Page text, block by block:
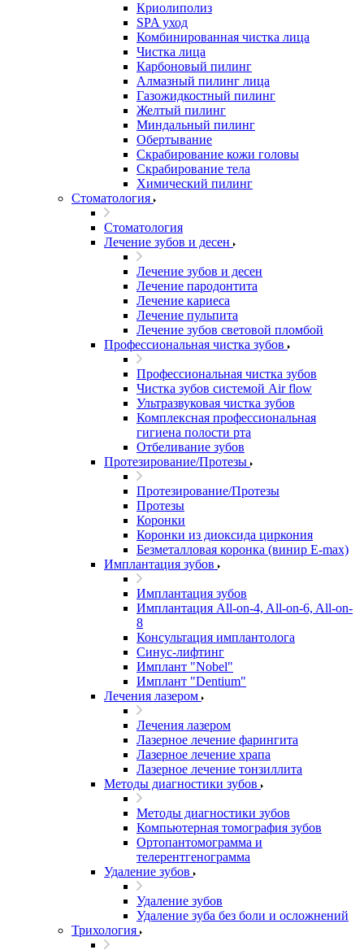
Криолиполиз
SPA уход
Комбинированная чистка лица
Чистка лица
Карбоновый пилинг
Алмазный пилинг лица
Газожидкостный пилинг
Желтый пилинг
Миндальный пилинг
Обертывание
Скрабирование кожи головы
Скрабирование тела
Химический пилинг
Стоматология
Стоматология
Лечение зубов и десен
Лечение зубов и десен
Лечение пародонтита
Лечение кариеса
Лечение пульпита
Лечение зубов световой пломбой
Профессиональная чистка зубов
Профессиональная чистка зубов
Чистка зубов системой Air flow
Ультразвуковая чистка зубов
Комплексная профессиональная
гигиена полости рта
Отбеливание зубов
Протезирование/Протезы
Протезирование/Протезы
Протезы
Коронки
Коронки из диоксида циркония
Безметалловая коронка (винир E-max)
Имплантация зубов
Имплантация зубов
Имплантация All-on-4, All-on-6, All-on-
8
Консультация имплантолога
Синус-лифтинг
Имплант "Nobel"
Имплант "Dentium"
Лечения лазером
Лечения лазером
Лазерное лечение фарингита
Лазерное лечение храпа
Лазерное лечение тонзиллита
Методы диагностики зубов
Методы диагностики зубов
Компьютерная томография зубов
Ортопантомограмма и
телерентгенограмма
Удаление зубов
Удаление зубов
Удаление зуба без боли и осложнений
Трихология